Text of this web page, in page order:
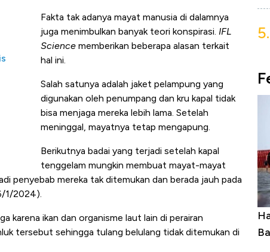
Fakta tak adanya mayat manusia di dalamnya
juga menimbulkan banyak teori konspirasi. IFL
Science memberikan beberapa alasan terkait
hal ini.
Salah satunya adalah jaket pelampung yang
digunakan oleh penumpang dan kru kapal tidak
bisa menjaga mereka lebih lama. Setelah
meninggal, mayatnya tetap mengapung.
Berikutnya badai yang terjadi setelah kapal
tenggelam mungkin membuat mayat-mayat
penyebab mereka tak ditemukan dan berada jauh pada
1/2024).
karena ikan dan organisme laut lain di perairan
tersebut sehingga tulang belulang tidak ditemukan di
5.
Ini Kekuatan Uang Embraer Kuasai
Langit Dunia, Pembunuh Boeing-Airbus?